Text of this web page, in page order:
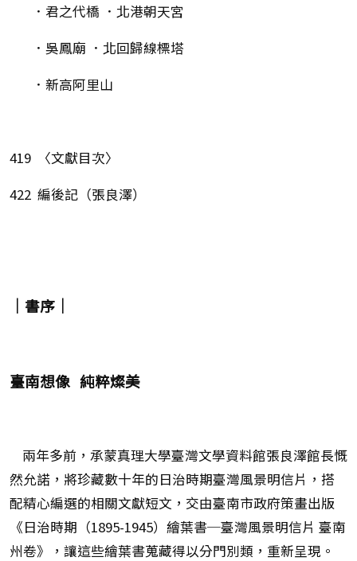
．君之代橋 ．北港朝天宮
．吳鳳廟 ．北回歸線標塔
．新高阿里山
419 〈文獻目次〉
422 編後記（張良澤）
｜書序｜
臺南想像 純粹燦美
兩年多前，承蒙真理大學臺灣文學資料館張良澤館長慨
然允諾，將珍藏數十年的日治時期臺灣風景明信片，搭
配精心編選的相關文獻短文，交由臺南市政府策畫出版
《日治時期（1895-1945）繪葉書─臺灣風景明信片 臺南
州卷》，讓這些繪葉書蒐藏得以分門別類，重新呈現。